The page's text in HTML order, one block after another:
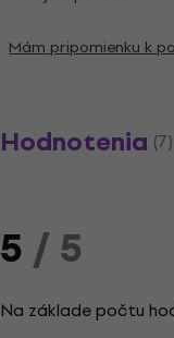
Mám pripomienku k
Hodnotenia (7)
5/ 5
Na základe počtu